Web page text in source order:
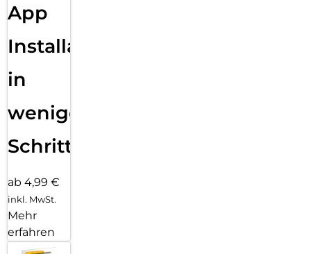
App
Installation
in
wenigen
Schritten
ab 4,99 €
inkl. MwSt.
Mehr
erfahren